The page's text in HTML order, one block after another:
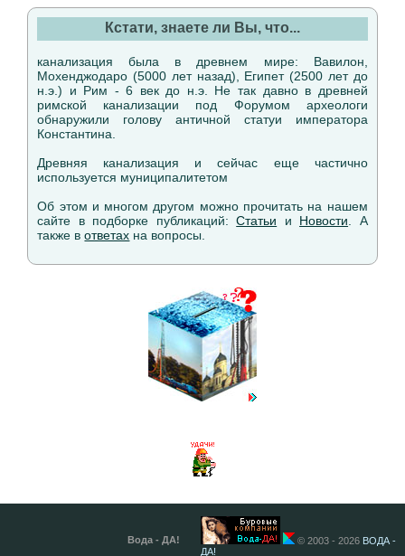
Кстати, знаете ли Вы, что...
канализация была в древнем мире: Вавилон,
Мохенджодаро (5000 лет назад), Египет (2500 лет до
н.э.) и Рим - 6 век до н.э. Не так давно в древней
римской канализации под Форумом археологи
обнаружили голову античной статуи императора
Константина.
Древняя канализация и сейчас еще частично
используется муниципалитетом
Об этом и многом другом можно прочитать на нашем
сайте в подборке публикаций:Статьи и Новости . А
также вответах на вопросы.
Вода - ДА! © 2003 - 2026 ВОДА -
ДА!